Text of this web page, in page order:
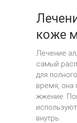
коже
Лечение
самый
для
время, она
жжение.
внутрь.